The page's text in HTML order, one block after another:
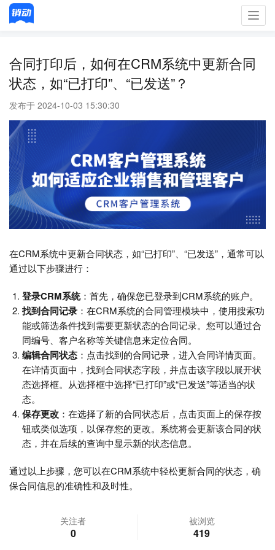
合同打印后，如何在CRM系统中更新合同
状态，如“已打印”、“已发送”？
发布于 2024-10-03 15:30:30
在CRM系统中更新合同状态，如“已打印”、“已发送”，通常可以
通过以下步骤进行：
登录CRM系统：首先，确保您已登录到CRM系统的账户。
找到合同记录 ：在CRM系统的合同管理模块中，使用搜索功
能或筛选条件找到需要更新状态的合同记录。您可以通过合
同编号、客户名称等关键信息来定位合同。
编辑合同状态 ：点击找到的合同记录，进入合同详情页面。
在详情页面中，找到合同状态字段，并点击该字段以展开状
态选择框。从选择框中选择“已打印”或“已发送”等适当的状
态。
保存更改 ：在选择了新的合同状态后，点击页面上的保存按
钮或类似选项，以保存您的更改。系统将会更新该合同的状
态，并在后续的查询中显示新的状态信息。
通过以上步骤，您可以在CRM系统中轻松更新合同的状态，确
保合同信息的准确性和及时性。
关注者
0
被浏览
419